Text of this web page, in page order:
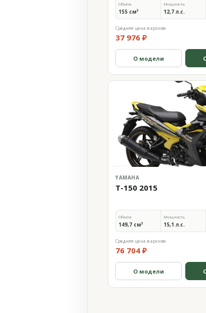
Объём
155 см³
Мощность
12,7 л.с.
Средняя цена в архиве
37 976 ₽
О модели
YAMAHA
T-150 2015
Объём
149,7 см³
Мощность
15,1 л.с.
Средняя цена в архиве
76 704 ₽
О модели